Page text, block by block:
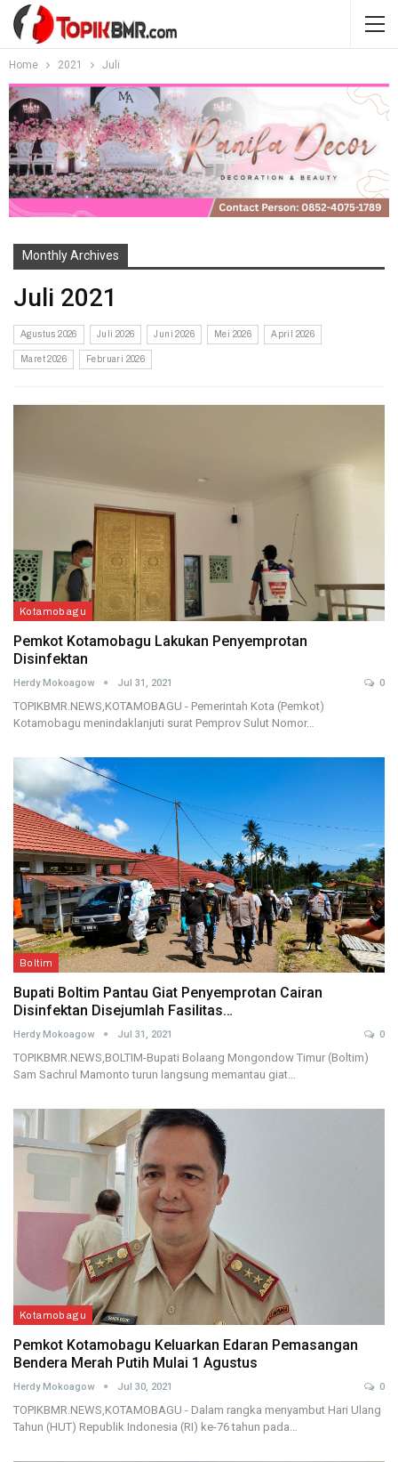
Home 2021 Juli
Monthly Archives
Juli 2021
Agustus 2026 Juli 2026 Juni 2026 Mei 2026 April 2026
Maret 2026 Februari 2026
Kotamobagu
Pemkot Kotamobagu Lakukan Penyemprotan
Disinfektan
Herdy Mokoagow Jul 31, 2021 0
TOPIKBMR.NEWS,KOTAMOBAGU - Pemerintah Kota (Pemkot)
Kotamobagu menindaklanjuti surat Pemprov Sulut Nomor…
Boltim
Bupati Boltim Pantau Giat Penyemprotan Cairan
Disinfektan Disejumlah Fasilitas…
Herdy Mokoagow Jul 31, 2021 0
TOPIKBMR.NEWS,BOLTIM-Bupati Bolaang Mongondow Timur (Boltim)
Sam Sachrul Mamonto turun langsung memantau giat…
Kotamobagu
Pemkot Kotamobagu Keluarkan Edaran Pemasangan
Bendera Merah Putih Mulai 1 Agustus
Herdy Mokoagow Jul 30, 2021 0
TOPIKBMR.NEWS,KOTAMOBAGU - Dalam rangka menyambut Hari Ulang
Tahun (HUT) Republik Indonesia (RI) ke-76 tahun pada…